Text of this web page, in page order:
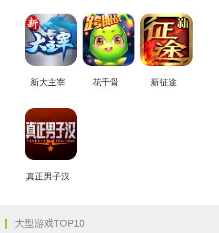
新大主宰 花千骨 新征途
真正男子汉
大型游戏TOP10